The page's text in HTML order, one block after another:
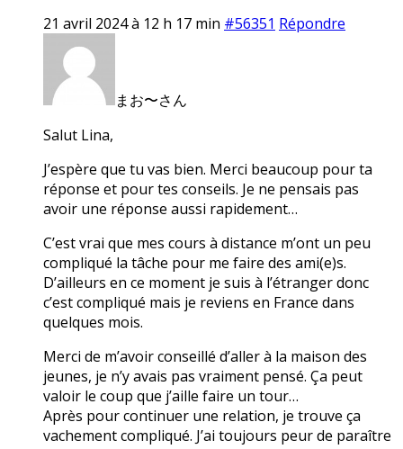
21 avril 2024 à 12 h 17 min #56351 Répondre
まお〜さん
Salut Lina,
J’espère que tu vas bien. Merci beaucoup pour ta
réponse et pour tes conseils. Je ne pensais pas
avoir une réponse aussi rapidement…
C’est vrai que mes cours à distance m’ont un peu
compliqué la tâche pour me faire des ami(e)s.
D’ailleurs en ce moment je suis à l’étranger donc
c’est compliqué mais je reviens en France dans
quelques mois.
Merci de m’avoir conseillé d’aller à la maison des
jeunes, je n’y avais pas vraiment pensé. Ça peut
valoir le coup que j’aille faire un tour…
Après pour continuer une relation, je trouve ça
vachement compliqué. J’ai toujours peur de paraître